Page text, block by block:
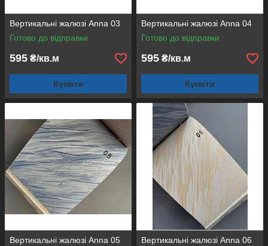
Вертикальні жалюзі Anna 03
Готово до відправки
595 ₴/кв.м
Купити
Вертикальні жалюзі Anna 04
Готово до відправки
595 ₴/кв.м
Купити
Вертикальні жалюзі Anna 05
Вертикальні жалюзі Anna 06